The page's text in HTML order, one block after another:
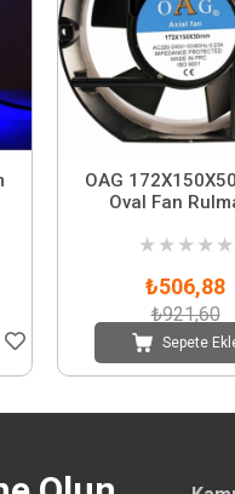
OAG
Oval Fan
★ ★ ★ ★ ★
₺506,88
₺921,60
Sepete